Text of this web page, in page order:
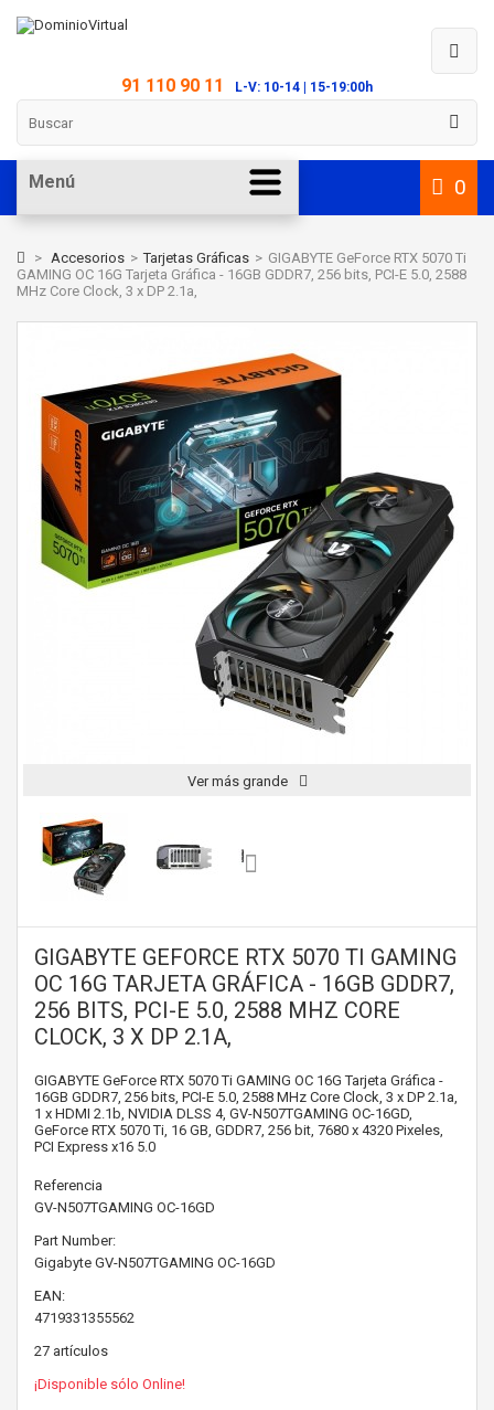
91 110 90 11 L-V: 10-14 | 15-19:00h
0
Menú
> Accesorios > Tarjetas Gráficas > GIGABYTE GeForce RTX 5070 Ti
GAMING OC 16G Tarjeta Gráfica - 16GB GDDR7, 256 bits, PCI-E 5.0, 2588
MHz Core Clock, 3 x DP 2.1a,
Ver más grande
GIGABYTE GEFORCE RTX 5070 TI GAMING
OC 16G TARJETA GRÁFICA - 16GB GDDR7,
256 BITS, PCI-E 5.0, 2588 MHZ CORE
CLOCK, 3 X DP 2.1A,
GIGABYTE GeForce RTX 5070 Ti GAMING OC 16G Tarjeta Gráfica -
16GB GDDR7, 256 bits, PCI-E 5.0, 2588 MHz Core Clock, 3 x DP 2.1a,
1 x HDMI 2.1b, NVIDIA DLSS 4, GV-N507TGAMING OC-16GD,
GeForce RTX 5070 Ti, 16 GB, GDDR7, 256 bit, 7680 x 4320 Pixeles,
PCI Express x16 5.0
Referencia
GV-N507TGAMING OC-16GD
Part Number:
Gigabyte GV-N507TGAMING OC-16GD
EAN:
4719331355562
27 artículos
¡Disponible sólo Online!